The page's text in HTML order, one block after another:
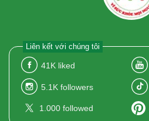
Liên kết với chúng tôi
41K liked
5.1K followers
1.000 followed